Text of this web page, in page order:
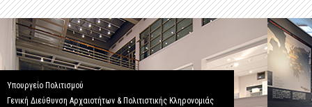
Υπουργείο Πολιτισμού
Γενική Διεύθυνση Αρχαιοτήτων & Πολιτιστικής Κληρονομιάς